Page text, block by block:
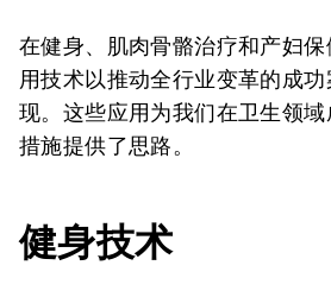
在健身、肌肉骨骼治疗和产妇保
用技术以推动全行业变革的成
现。这些应用为我们在卫生领
措施提供了思路。
健身技术